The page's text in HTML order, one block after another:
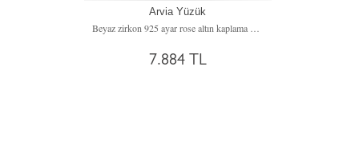
Arvia Yüzük
7.884 TL